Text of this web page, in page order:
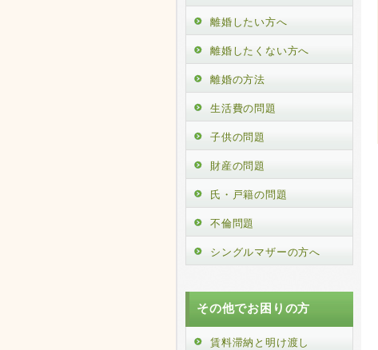
離婚したい方へ
離婚したくない方へ
離婚の方法
生活費の問題
子供の問題
財産の問題
氏・戸籍の問題
不倫問題
シングルマザーの方へ
その他でお困りの方
賃料滞納と明け渡し